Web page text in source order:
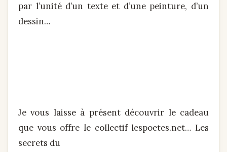
par l’unité d’un texte et d’une peinture, d’un
dessin…
Je vous laisse à présent découvrir le cadeau
que vous offre le collectif lespoetes.net… Les
secrets du